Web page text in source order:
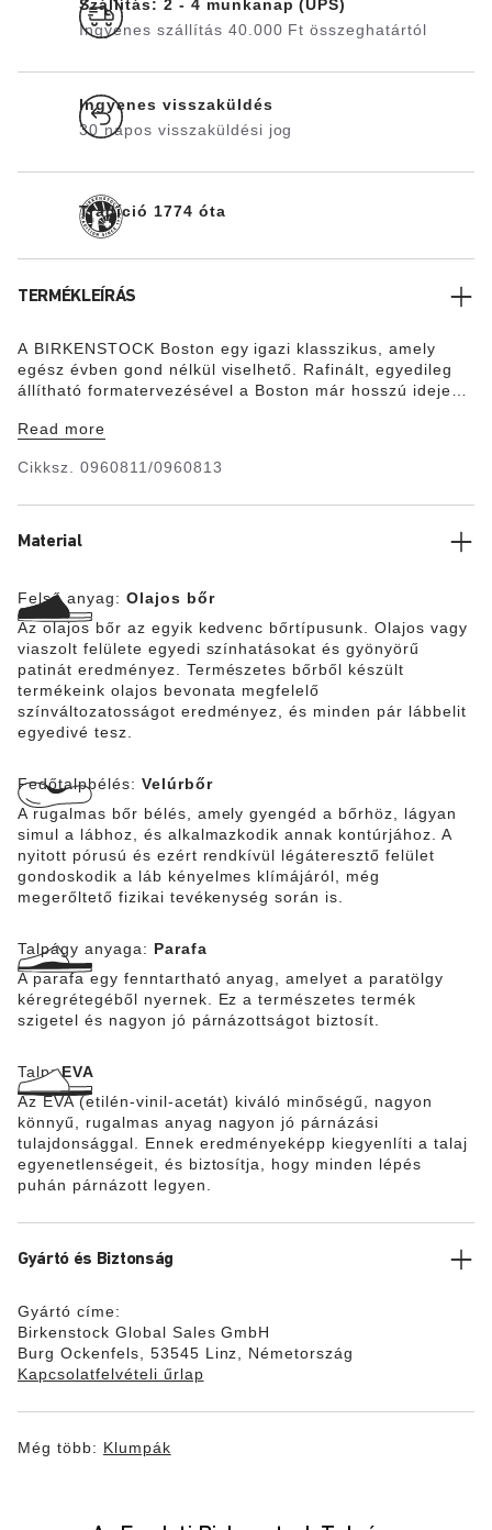
Szállítás: 2 - 4 munkanap (UPS)
Ingyenes szállítás 40.000 Ft összeghatártól
Ingyenes visszaküldés
30 napos visszaküldési jog
Tradíció 1774 óta
TERMÉKLEÍRÁS
A BIRKENSTOCK Boston egy igazi klasszikus, amely
egész évben gond nélkül viselhető. Rafinált, egyedileg
állítható formatervezésével a Boston már hosszú ideje
vastag, olajos nubuk bőrből készült, vágott
Read more
Cikksz. 0960811/0960813
Material
Felső anyag: Olajos bőr
Az olajos bőr az egyik kedvenc bőrtípusunk. Olajos vagy
viaszolt felülete egyedi színhatásokat és gyönyörű
patinát eredményez. Természetes bőrből készült
termékeink olajos bevonata megfelelő
színváltozatosságot eredményez, és minden pár lábbelit
egyedivé tesz.
Fedőtalpbélés: Velúrbőr
A rugalmas bőr bélés, amely gyengéd a bőrhöz, lágyan
simul a lábhoz, és alkalmazkodik annak kontúrjához. A
nyitott pórusú és ezért rendkívül légáteresztő felület
gondoskodik a láb kényelmes klímájáról, még
megerőltető fizikai tevékenység során is.
Talpágy anyaga: Parafa
A parafa egy fenntartható anyag, amelyet a paratölgy
kéregrétegéből nyernek. Ez a természetes termék
szigetel és nagyon jó párnázottságot biztosít.
Talp:EVA
Az EVA (etilén-vinil-acetát) kiváló minőségű, nagyon
könnyű, rugalmas anyag nagyon jó párnázási
tulajdonsággal. Ennek eredményeképp kiegyenlíti a talaj
egyenetlenségeit, és biztosítja, hogy minden lépés
puhán párnázott legyen.
Gyártó és Biztonság
Gyártó címe:
Birkenstock Global Sales GmbH
Burg Ockenfels, 53545 Linz, Németország
Kapcsolatfelvételi űrlap
Még több: Klumpák